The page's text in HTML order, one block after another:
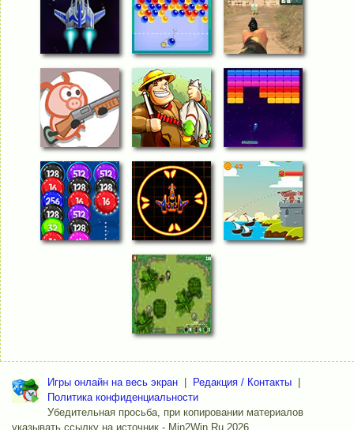
Игры онлайн на весь экран Редакция / Контакты
Политика конфиденциальности
Убедительная просьба, при копировании материалов
указывать ссылку на источник - Min2Win.Ru 2026